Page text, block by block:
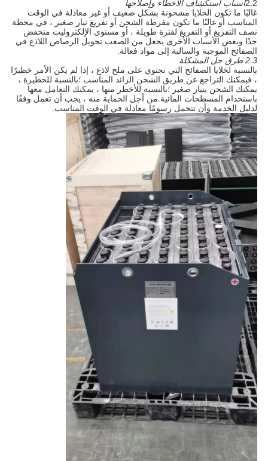
2.2أسباب استكشاف الأخطاء وإصلاحها
غالبًا ما تكون الخلايا مشحونة بشكل ضعيف أو غير معادلة في الوقت
المناسب أو غالبًا ما تكون مفرطة الشحن أو تفريغ تيار صغير ، في محطة
نصف التفريغ أو التفريغ لفترة طويلة ، أو مستوى الإلكتروليت منخفض
جدًا وبعض الأسباب الأخرى يجعل من الصعب تحويل الرصاص اللاذع في
الصفائح الموجبة والسالبة إلى مواد فعالة.
2.3 طرق حل المشكلة
بالنسبة لخلايا الصفائح التي تحتوي على ملح لاذع ، إذا لم يكن الأمر خطيرًا
، فيمكنك التراجع عن طريق الشحن الزائد المناسب ؛بالنسبة للخطيرة ،
يمكنك الشحن بتيار صغير ؛بالنسبة للأخطر منها ، يمكنك التعامل معها
باستخدام المسطحات المائية.من أجل الحماية منه ، يجب أن تعمل وفقًا
لدليل الخدمة وأن تتحمل رسومًا معادلة في الوقت المناسب.